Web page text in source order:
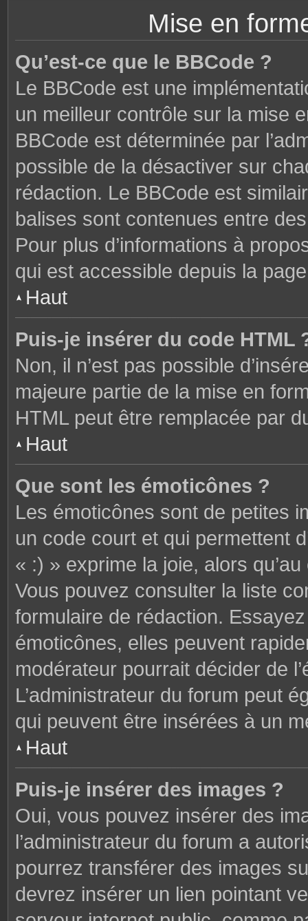
Mise en
Qu’est-ce que le BBCode ?
Le BBCode est une
un meilleur contrôle sur la mise
BBCode est déterminée par
possible de la désactiver sur
rédaction. Le BBCode est
balises sont contenues entre
Pour plus d’informations à
qui est accessible depuis la
Haut
Puis-je insérer du code HTML
Non, il n’est pas possible
majeure partie de la mise en
HTML peut être remplacée par
Haut
Que sont les émoticônes ?
Les émoticônes sont de petites
un code court et qui permettent
« :) » exprime la joie, alors
Vous pouvez consulter la liste
formulaire de rédaction.
émoticônes, elles peuvent
modérateur pourrait décider de
L’administrateur du forum peut
qui peuvent être insérées à un
Haut
Puis-je insérer des images ?
Oui, vous pouvez insérer des
l’administrateur du forum a
pourrez transférer des images
devrez insérer un lien pointant